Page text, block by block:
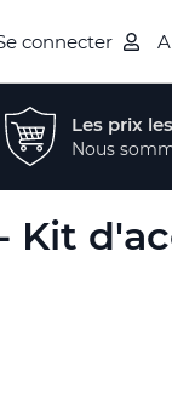
connecter
Les prix
Nous
Kit